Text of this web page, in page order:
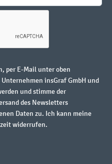
per E-Mail unter oben
insGraf GmbH und
und stimme der
des Newsletters
Daten zu. Ich kann meine
widerrufen.